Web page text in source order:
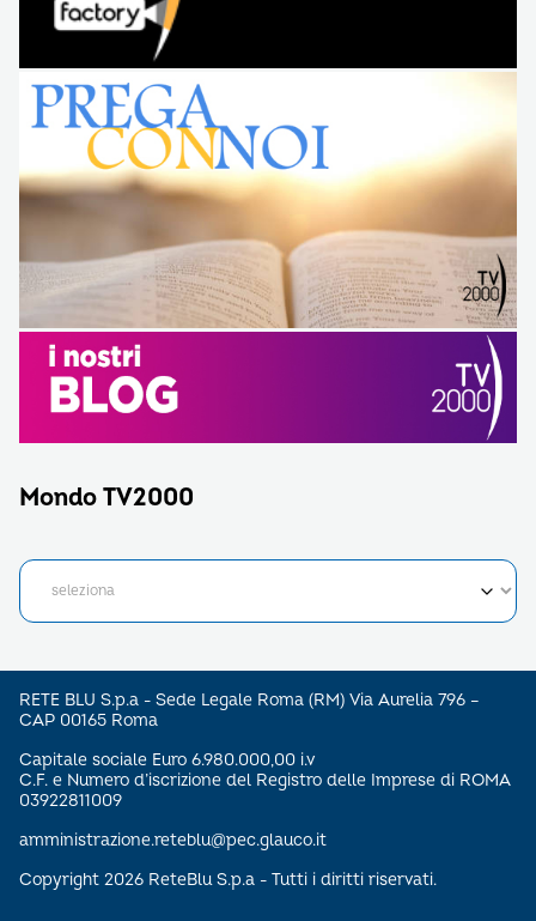
Mondo TV2000
RETE BLU S.p.a - Sede Legale Roma (RM) Via Aurelia 796 –
CAP 00165 Roma
Capitale sociale Euro 6.980.000,00 i.v
C.F. e Numero d’iscrizione del Registro delle Imprese di ROMA
03922811009
amministrazione.reteblu@pec.glauco.it
Copyright 2026 ReteBlu S.p.a - Tutti i diritti riservati.